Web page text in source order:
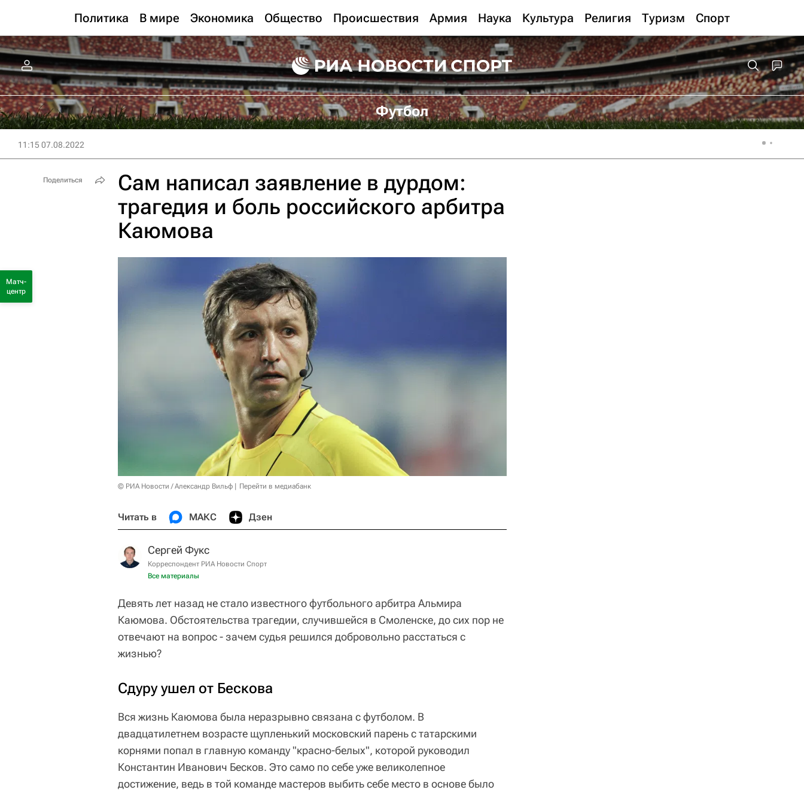
Политика В мире Экономика Общество Происшествия Армия Наука Культура Религия Туризм Спорт
Футбол
11:15 07.08.2022
Сам написал заявление в дурдом:
трагедия и боль российского арбитра
Каюмова
© РИА Новости / Александр Вильф Перейти в медиабанк
Читать в МАКС Дзен
Сергей Фукс
Корреспондент РИА Новости Спорт
Все материалы
Девять лет назад не стало известного футбольного арбитра Альмира
Каюмова. Обстоятельства трагедии, случившейся в Смоленске, до сих пор не
отвечают на вопрос - зачем судья решился добровольно расстаться с
жизнью?
Сдуру ушел от Бескова
Вся жизнь Каюмова была неразрывно связана с футболом. В
двадцатилетнем возрасте щупленький московский парень с татарскими
корнями попал в главную команду "красно-белых", которой руководил
Константин Иванович Бесков. Это само по себе уже великолепное
достижение, ведь в той команде мастеров выбить себе место в основе было
Поделиться
Матч-
центр